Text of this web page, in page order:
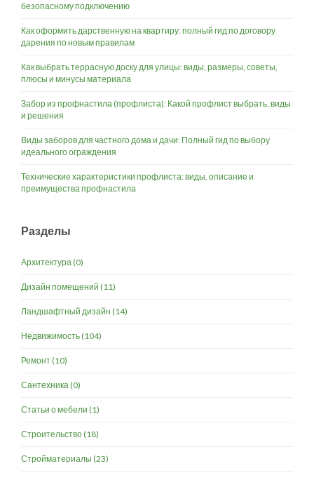
безопасному подключению
Как оформить дарственную на квартиру: полный гид по договору
дарения по новым правилам
Как выбрать террасную доску для улицы: виды, размеры, советы,
плюсы и минусы материала
Забор из профнастила (профлиста): Какой профлист выбрать, виды
и решения
Виды заборов для частного дома и дачи: Полный гид по выбору
идеального ограждения
Технические характеристики профлиста: виды, описание и
преимущества профнастила
Разделы
Архитектура(0)
Дизайн помещений (11)
Ландшафтный дизайн (14)
Недвижимость(104)
Ремонт(10)
Сантехника(0)
Статьи о мебели (1)
Строительство(18)
Стройматериалы (23)